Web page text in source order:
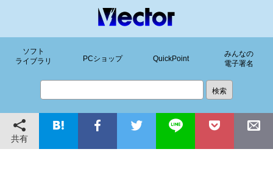
ソフト
ライブラリ
PCショップ QuickPoint
みんなの
電子署名
共有